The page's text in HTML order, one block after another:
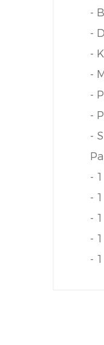
-
-
-
-
-
-
-
-
-
-
-
-